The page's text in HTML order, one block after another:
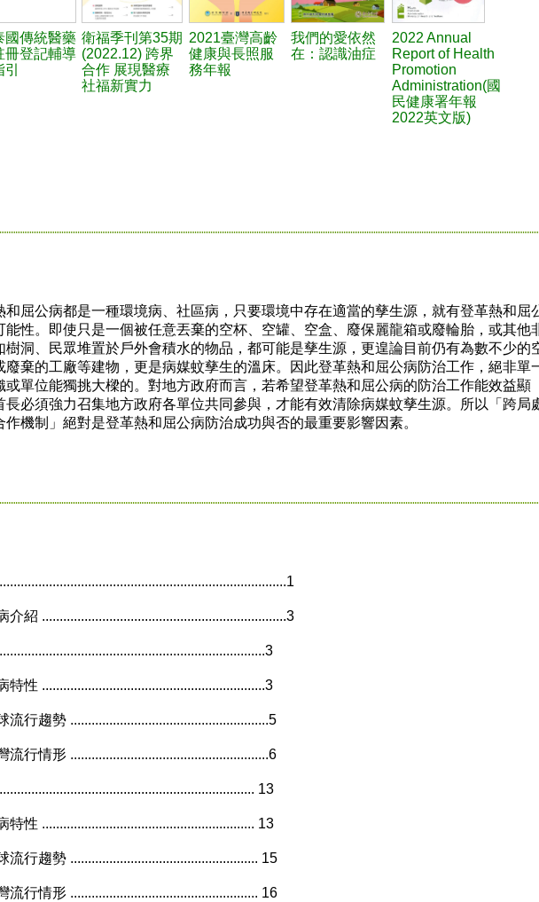
國傳統醫藥
冊登記輔導
衛福季刊第35期
(2022.12) 跨界
合作 展現醫療
社福新實力
2021臺灣高齡
健康與長照服
務年報
我們的愛依然
在：認識油症
2022 Annual
Report of Health
Promotion
Administration(國
民健康署年報
2022英文版)
公病都是一種環境病、社區病，只要環境中存在適當的孳生源，就有登革熱和屈
能性。即使只是一個被任意丟棄的空杯、空罐、空盒、廢保麗龍箱或廢輪胎，或其他
樹洞、民眾堆置於戶外會積水的物品，都可能是孳生源，更遑論目前仍有為數不少的
廢棄的工廠等建物，更是病媒蚊孳生的溫床。因此登革熱和屈公病防治工作，絕非單
或單位能獨挑大樑的。對地方政府而言，若希望登革熱和屈公病的防治工作能效益顯
長必須強力召集地方政府各單位共同參與，才能有效清除病媒蚊孳生源。所以「跨局
作機制」絕對是登革熱和屈公病防治成功與否的最重要影響因素。
介紹 .....................................................................3
特性 ...............................................................3
流行趨勢 ........................................................5
流行情形 ........................................................6
13
特性 ............................................................ 13
流行趨勢 ..................................................... 15
流行情形 ..................................................... 16